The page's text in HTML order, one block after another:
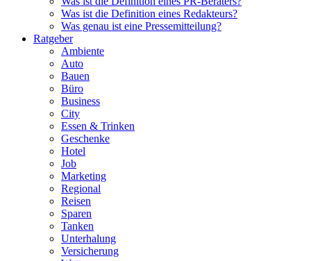
Was ist die Definition eines Redakteurs?
Was genau ist eine Pressemitteilung?
Ratgeber
Ambiente
Auto
Bauen
Büro
Business
City
Essen & Trinken
Geschenke
Hotel
Job
Marketing
Regional
Reisen
Sparen
Tanken
Unterhalung
Versicherung